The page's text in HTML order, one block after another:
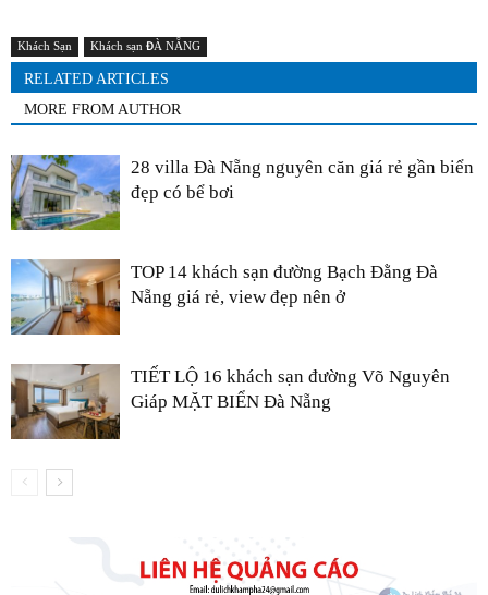
Khách Sạn Khách sạn ĐÀ NẴNG
RELATED ARTICLES
MORE FROM AUTHOR
28 villa Đà Nẵng nguyên căn giá rẻ gần biển
đẹp có bể bơi
TOP 14 khách sạn đường Bạch Đằng Đà
Nẵng giá rẻ, view đẹp nên ở
TIẾT LỘ 16 khách sạn đường Võ Nguyên
Giáp MẶT BIỂN Đà Nẵng